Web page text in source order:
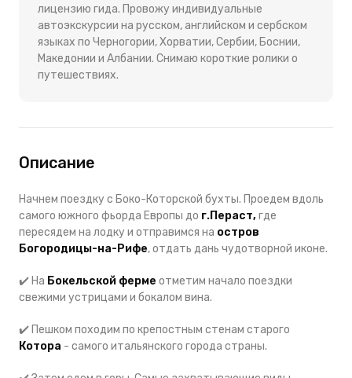
лицензию гида. Провожу индивидуальные
автоэкскурсии на русском, английском и сербском
языках по Черногории, Хорватии, Сербии, Боснии,
Македонии и Албании. Снимаю короткие ролики о
путешествиях.
Описание
Начнем поездку с Боко-Которской бухты. Проедем вдоль
самого южного фьорда Европы до г.Пераст, где
пересядем на лодку и отправимся на остров
Богородицы-на-Рифе, отдать дань чудотворной иконе.
✔️ На Бокельской ферме отметим начало поездки
свежими устрицами и бокалом вина.
✔️ Пешком походим по крепостным стенам старого
Котора - самого итальянского города страны.